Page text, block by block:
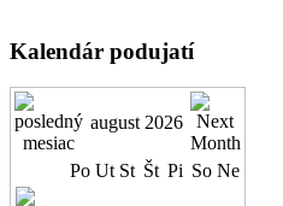
Kalendár podujatí
august 2026
Po Ut St Št Pi So Ne